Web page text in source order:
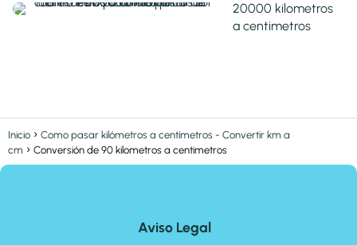
20000 kilometros
a centimetros
Inicio
Como pasar kilómetros a centímetros - Convertir km a
cm
Conversión de 90 kilometros a centimetros
Aviso Legal